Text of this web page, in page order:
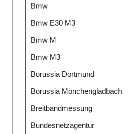
Bmw
Bmw E30 M3
Bmw M
Bmw M3
Borussia Dortmund
Borussia Mönchengladbach
Breitbandmessung
Bundesnetzagentur